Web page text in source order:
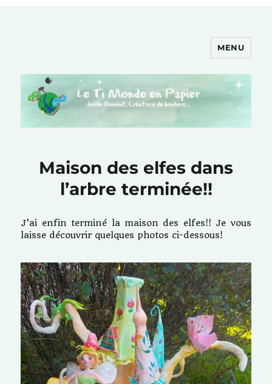
MENU
Maison des elfes dans
l’arbre terminée!!
J’ai enfin terminé la maison des elfes!! Je vous
laisse découvrir quelques photos ci-dessous!